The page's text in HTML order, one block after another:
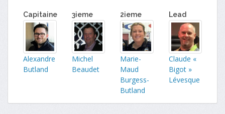
Capitaine
Alexandre
Butland
3ieme
Michel
Beaudet
2ieme
Marie-
Maud
Burgess-
Butland
Lead
Claude «
Bigot »
Lévesque